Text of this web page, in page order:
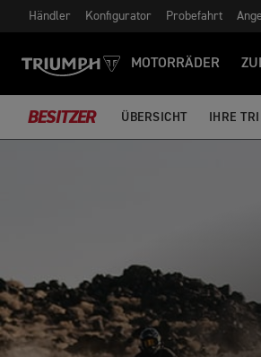
Händler Konfigurator Probefahrt
MOTORRÄDER
BESITZER ÜBERSICHT IHRE